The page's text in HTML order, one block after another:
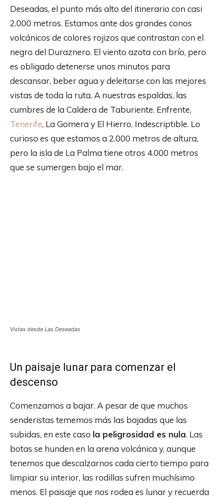
Deseadas, el punto más alto del itinerario con casi
2.000 metros. Estamos ante dos grandes conos
volcánicos de colores rojizos que contrastan con el
negro del Duraznero. El viento azota con brío, pero
es obligado detenerse unos minutos para
descansar, beber agua y deleitarse con las mejores
vistas de toda la ruta. A nuestras espaldas, las
cumbres de la Caldera de Taburiente. Enfrente,
Tenerife, La Gomera y El Hierro. Indescriptible. Lo
curioso es que estamos a 2.000 metros de altura,
pero la isla de La Palma tiene otros 4.000 metros
que se sumergen bajo el mar.
Vistas desde Las Deseadas
Un paisaje lunar para comenzar el
descenso
Comenzamos a bajar. A pesar de que muchos
senderistas tememos más las bajadas que las
subidas, en este caso la peligrosidad es nula. Las
botas se hunden en la arena volcánica y, aunque
tenemos que descalzarnos cada cierto tiempo para
limpiar su interior, las rodillas sufren muchísimo
menos. El paisaje que nos rodea es lunar y recuerda